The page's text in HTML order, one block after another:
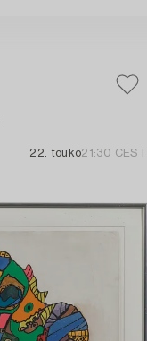
22. touko21:30 CEST